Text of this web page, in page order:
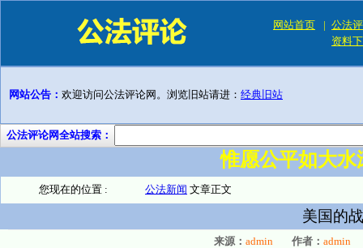
网站首页 | 公法
资料
网站公告： 欢迎访问公法评论网。浏览旧站请进： 经典旧站
公法评论网全站搜索：
惟愿公平如大
您现在的位置 : 公法新闻 文章正文
美国的
来源： admin 作者： admin